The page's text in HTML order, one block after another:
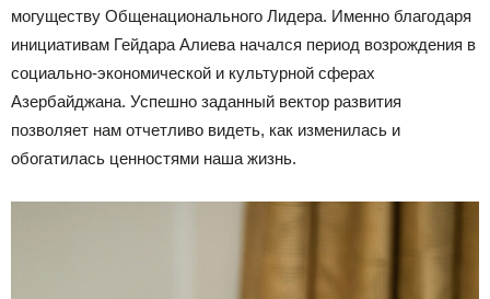
могуществу Общенационального Лидера. Именно благодаря
инициативам Гейдара Алиева начался период возрождения в
социально-экономической и культурной сферах
Азербайджана. Успешно заданный вектор развития
позволяет нам отчетливо видеть, как изменилась и
обогатилась ценностями наша жизнь.